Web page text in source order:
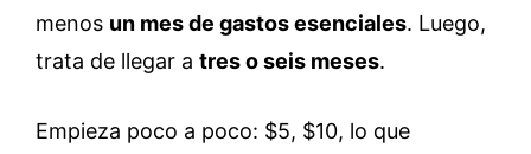
menos un mes de gastos esenciales. Luego,
trata de llegar a tres o seis meses.
Empieza poco a poco: $5, $10, lo que